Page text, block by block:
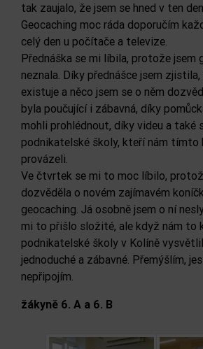
tak zaujalo, že jsem se hned v ten
Geocaching moc ráda doporučím
celý den u počítače a televize.
Přednáška se mi líbila, protože jsem
neznala. Díky přednášce jsem
existuje a něco jsem se o něm
byla poučující i zábavná, díky
mohli prohlédnout, díky videu a také
podnikatelské školy, kteří nám tímto
provázeli.
Ve čtvrtek se mi to moc líbilo,
dozvěděla o novém zajímavém
geocaching. Já osobně jsem o ní
mi to přišlo složité, ale když nám to
podnikatelské školy v Kolíně
jednoduché a zábavné. Přemýšlím,
nepřipojím.
žákyně 6. A a 6. B